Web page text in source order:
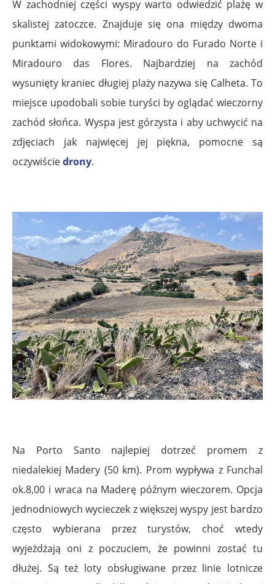
W zachodniej części wyspy warto odwiedzić plażę w
skalistej zatoczce. Znajduje się ona między dwoma
punktami widokowymi: Miradouro do Furado Norte i
Miradouro das Flores. Najbardziej na zachód
wysunięty kraniec długiej plaży nazywa się Calheta. To
miejsce upodobali sobie turyści by oglądać wieczorny
zachód słońca. Wyspa jest górzysta i aby uchwycić na
zdjęciach jak najwięcej jej piękna, pomocne są
oczywiściedrony.
Na Porto Santo najlepiej dotrzeć promem z
niedalekiej Madery (50 km). Prom wypływa z Funchal
ok.8,00 i wraca na Maderę późnym wieczorem. Opcja
jednodniowych wycieczek z większej wyspy jest bardzo
często wybierana przez turystów, choć wtedy
wyjeżdżają oni z poczuciem, że powinni zostać tu
dłużej. Są też loty obsługiwane przez linie lotnicze